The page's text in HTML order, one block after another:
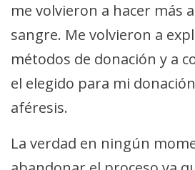
me volvieron a hacer más
sangre. Me volvieron a
métodos de donación y a
el elegido para mi
aféresis.
La verdad en ningún